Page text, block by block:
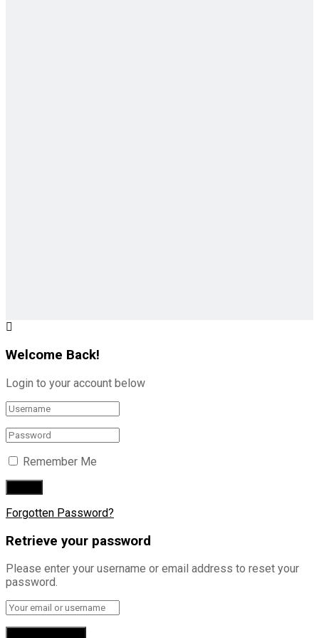
Welcome Back!
Login to your account below
Remember Me
Forgotten Password?
Retrieve your password
Please enter your username or email address to reset your
password.